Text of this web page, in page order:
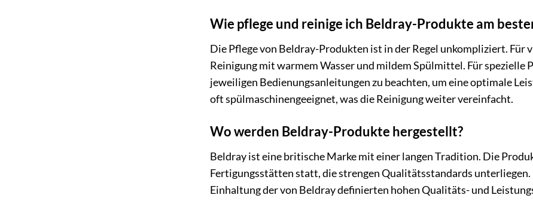
Wie pflege und reinige ich Beldray-Produkte am
Die Pflege von Beldray-Produkten ist in der Regel unkompliziert. Für
Reinigung mit warmem Wasser und mildem Spülmittel. Für
jeweiligen Bedienungsanleitungen zu beachten, um eine optimale
oft spülmaschinengeeignet, was die Reinigung weiter vereinfacht.
Wo werden Beldray-Produkte hergestellt?
Beldray ist eine britische Marke mit einer langen Tradition. Die
Fertigungsstätten statt, die strengen Qualitätsstandards
Einhaltung der von Beldray definierten hohen Qualitäts- und